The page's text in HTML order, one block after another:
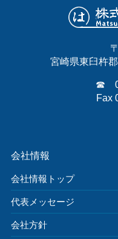
宮崎県東臼杵
☎
Fax
会社情報
会社情報トップ
代表メッセージ
会社方針